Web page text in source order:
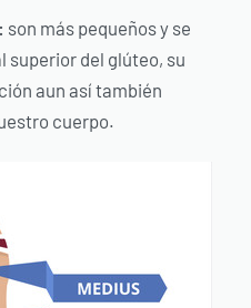
son más pequeños y se
superior del glúteo, su
aun así también
cuerpo.